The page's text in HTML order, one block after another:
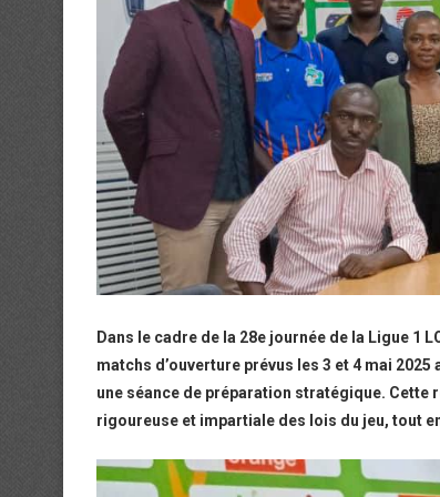
Dans le cadre de la 28e journée de la Ligue 1
matchs d’ouverture prévus les 3 et 4 mai
une séance de préparation stratégique.
rigoureuse et impartiale des lois du jeu, tout